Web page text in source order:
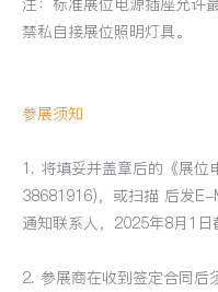
禁私自接展位照明灯具。
参展须知
1. 将填妥并盖章后的《展
38681916)，或扫描 后发
通知联系人，2025年8月1日
2. 参展商在收到签定合同